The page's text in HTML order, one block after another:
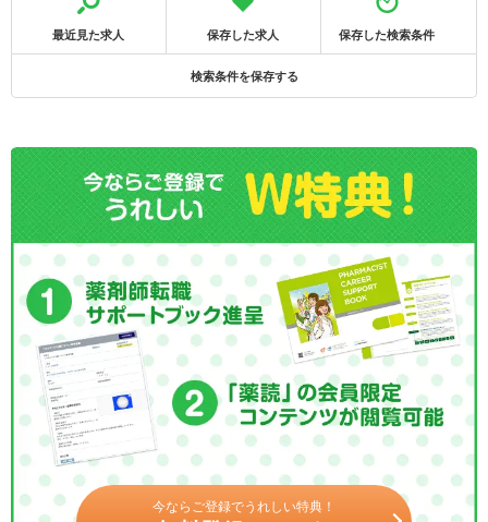
最近見た求人 保存した求人 保存した検索条件
検索条件を保存する
今ならご登録でうれしい特典！